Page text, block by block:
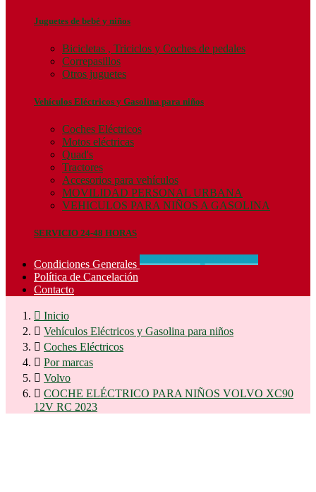
Juguetes de bebé y niños
Bicicletas , Triciclos y Coches de pedales
Correpasillos
Otros juguetes
Vehículos Eléctricos y Gasolina para niños
Coches Eléctricos
Motos eléctricas
Quad's
Tractores
Accesorios para vehículos
MOVILIDAD PERSONAL URBANA
VEHICULOS PARA NIÑOS A GASOLINA
SERVICIO 24-48 HORAS
Condiciones Generales
Política de Cancelación
Contacto
 Inicio
 Vehículos Eléctricos y Gasolina para niños
 Coches Eléctricos
 Por marcas
 Volvo
 COCHE ELÉCTRICO PARA NIÑOS VOLVO XC90
12V RC 2023